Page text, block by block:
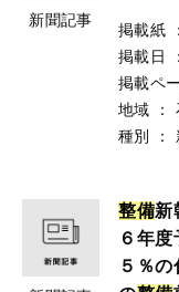
新聞記事
掲載紙 ：
掲載日
：
掲載ペ
地域
：
種別
：
整備新
６年
５％